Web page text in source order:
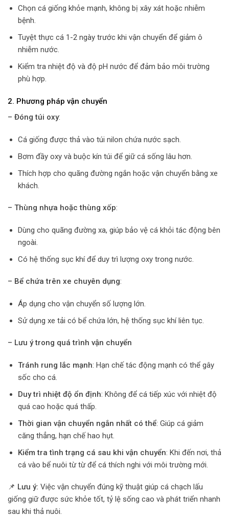
Chọn cá giống khỏe mạnh, không bị xây xát hoặc nhiễm
bệnh.
Tuyệt thực cá 1-2 ngày trước khi vận chuyển để giảm ô
nhiễm nước.
Kiểm tra nhiệt độ và độ pH nước để đảm bảo môi trường
phù hợp.
2. Phương pháp vận chuyển
– Đóng túi oxy:
Cá giống được thả vào túi nilon chứa nước sạch.
Bơm đầy oxy và buộc kín túi để giữ cá sống lâu hơn.
Thích hợp cho quãng đường ngắn hoặc vận chuyển bằng xe
khách.
– Thùng nhựa hoặc thùng xốp:
Dùng cho quãng đường xa, giúp bảo vệ cá khỏi tác động bên
ngoài.
Có hệ thống sục khí để duy trì lượng oxy trong nước.
– Bể chứa trên xe chuyên dụng:
Áp dụng cho vận chuyển số lượng lớn.
Sử dụng xe tải có bể chứa lớn, hệ thống sục khí liên tục.
– Lưu ý trong quá trình vận chuyển
Tránh rung lắc mạnh: Hạn chế tác động mạnh có thể gây
sốc cho cá.
Duy trì nhiệt độ ổn định: Không để cá tiếp xúc với nhiệt độ
quá cao hoặc quá thấp.
Thời gian vận chuyển ngắn nhất có thể: Giúp cá giảm
căng thẳng, hạn chế hao hụt.
Kiểm tra tình trạng cá sau khi vận chuyển: Khi đến nơi, thả
cá vào bể nuôi từ từ để cá thích nghi với môi trường mới.
📌 Lưu ý: Việc vận chuyển đúng kỹ thuật giúp cá chạch lấu
giống giữ được sức khỏe tốt, tỷ lệ sống cao và phát triển nhanh
sau khi thả nuôi.